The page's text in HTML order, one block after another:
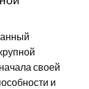
своей
и